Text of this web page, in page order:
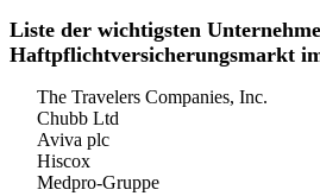
Liste der wichtigsten
Haftpflichtversicherungsmarkt
The Travelers Companies, Inc.
Chubb Ltd
Aviva plc
Hiscox
Medpro-Gruppe